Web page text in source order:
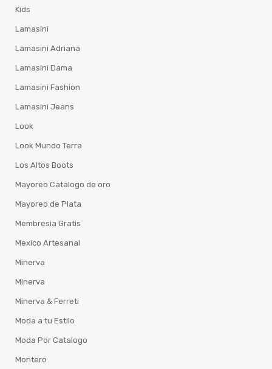
Kids
Lamasini
Lamasini Adriana
Lamasini Dama
Lamasini Fashion
Lamasini Jeans
Look
Look Mundo Terra
Los Altos Boots
Mayoreo Catalogo de oro
Mayoreo de Plata
Membresia Gratis
Mexico Artesanal
Minerva
Minerva
Minerva & Ferreti
Moda a tu Estilo
Moda Por Catalogo
Montero